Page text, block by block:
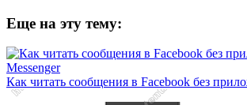
Еще на эту тему:
Как читать сообщения в Facebook без